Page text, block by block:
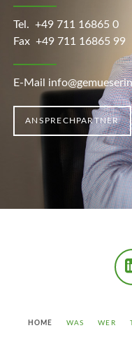
Tel. +49 711 16865 0
Fax +49 711 16865 99
E-Mail
ANSPRECHPARTNER
NAVIGATION
HOME WAS WER